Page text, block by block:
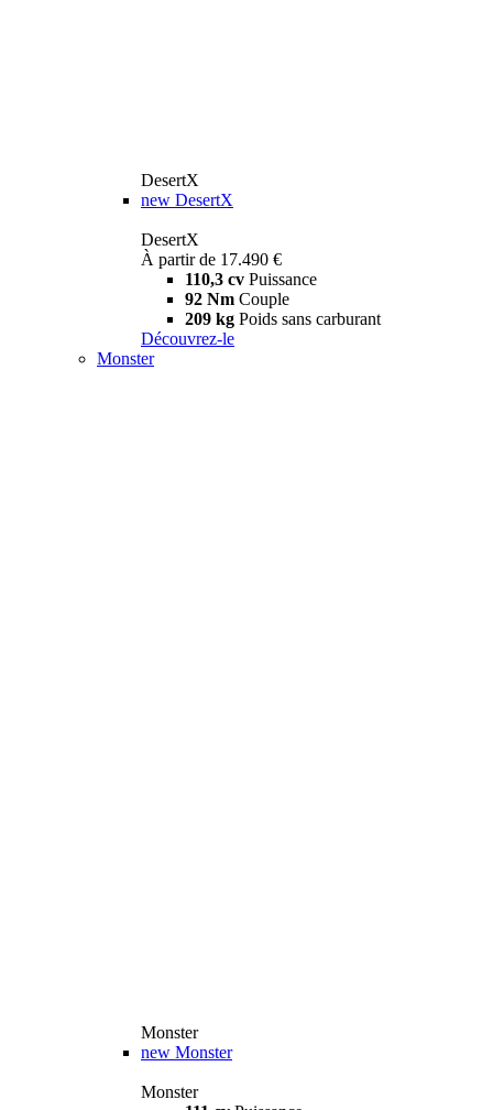
DesertX
new DesertX
DesertX
À partir de 17.490 €
110,3 cv Puissance
92 Nm Couple
209 kg Poids sans carburant
Découvrez-le
Monster
Monster
new Monster
Monster